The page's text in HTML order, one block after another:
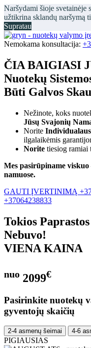
Naršydami šioje svetainėje
užtikrina sklandų naršymą
Supratau
Nemokama konsultacija:
ČIA BAIGIASI
Nuotekų
Būti Galvos
Nežinote, koks
Jūsų Svajonių
Norite
ilgalaikėmis
Norite tiesiog ramiai
Mes pasirūpiname
namuose.
GAUTI ĮVERTINIMĄ
+37064238833
Tokios
Nebuvo!
VIENA KAINA
nuo 2099€
Pasirinkite nuotekų
gyventojų skaičių
2-4 asmenų šeimai 4-6
PIGIAUSIAS